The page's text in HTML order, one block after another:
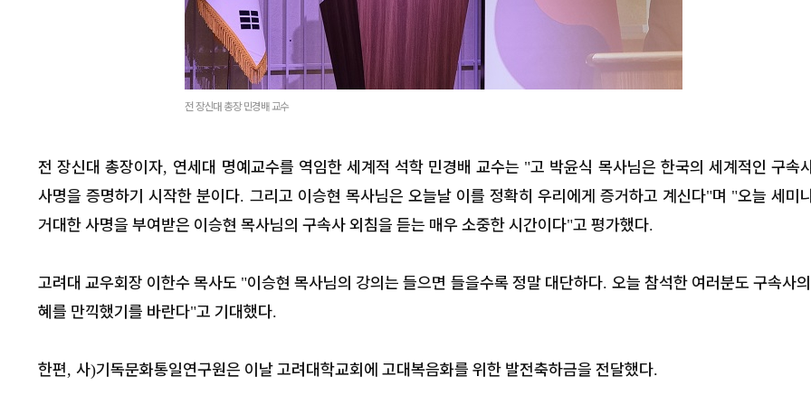
전 장신대 총장 민경배 교수
전 장신대 총장이자, 연세대 명예교수를 역임한 세계적 석학 민경배 교수는 "고 박윤식 목사님은 한국의 세계적인 구속
사명을 증명하기 시작한 분이다. 그리고 이승현 목사님은 오늘날 이를 정확히 우리에게 증거하고 계신다"며 "오늘 세미
거대한 사명을 부여받은 이승현 목사님의 구속사 외침을 듣는 매우 소중한 시간이다"고 평가했다.
고려대 교우회장 이한수 목사도 "이승현 목사님의 강의는 들으면 들을수록 정말 대단하다. 오늘 참석한 여러분도 구속사
혜를 만끽했기를 바란다"고 기대했다.
한편, 사)기독문화통일연구원은 이날 고려대학교회에 고대복음화를 위한 발전축하금을 전달했다.